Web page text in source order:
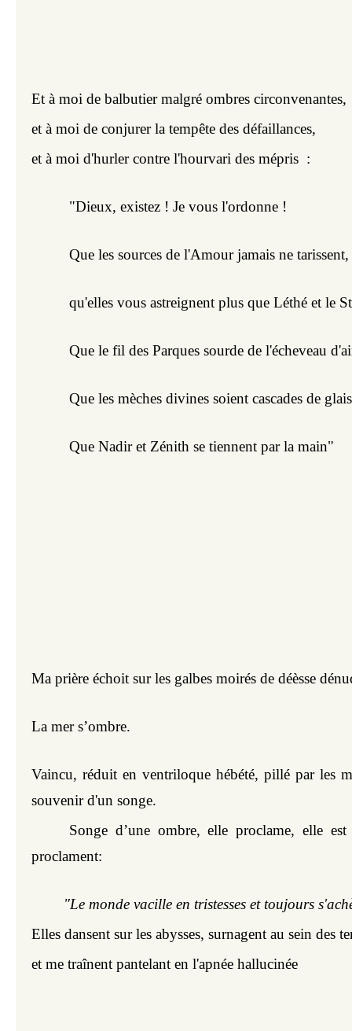
Et à moi de balbutier malgré ombres circonvenantes,
et à moi de conjurer la tempête des défaillances,
et à moi d'hurler contre l'hourvari des mépris  :
"Dieux, existez ! Je vous l'ordonne !
Que les sources de l'Amour jamais ne tarissent,
qu'elles vous astreignent plus que Léthé et le
Que le fil des Parques sourde de l'écheveau
Que les mèches divines soient cascades de
Que Nadir et Zénith se tiennent par la main"
Ma prière échoit sur les galbes moirés de déèsse
La mer s’ombre.
Vaincu, réduit en ventriloque hébété, pillé par les
souvenir d'un songe.
Songe d’une ombre, elle proclame, elle
proclament:
"Le monde vacille en tristesses et toujours
Elles dansent sur les abysses, surnagent au sein des
et me traînent pantelant en l'apnée hallucinée